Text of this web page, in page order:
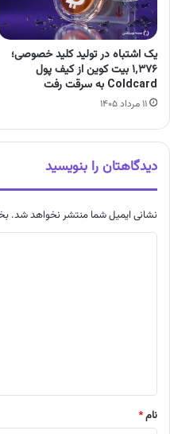
یک اشتباه در تولید کلید خصوصی؛
۱٬۳۷۶ بیت کوین از کیف پول
Coldcard به سرقت رفت
۱۱ مرداد ۱۴۰۵
دیدگاهتان را بنویسید
نشانی ایمیل شما منتشر نخواهد شد.
نام*